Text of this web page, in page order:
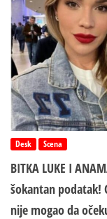
Desk Scena
BITKA LUKE I
šokantan podatak!
nije mogao da